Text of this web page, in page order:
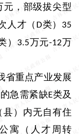
元，部级拔尖型
人才（ D类） 35
） 3.5万元-12万
省重点产业发展
急需紧缺E类及
县）内无自有住
寓（人才周转